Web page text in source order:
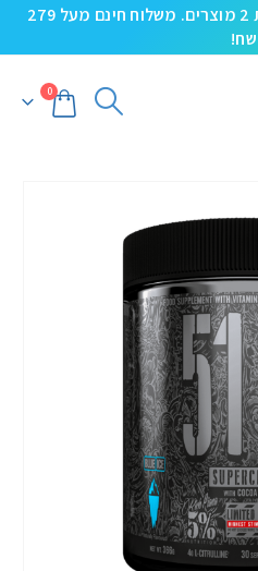
5% הנחה קופון TAKE5 בקניית 2 מוצרים. משלוח חינם מעל 279
שח!
0